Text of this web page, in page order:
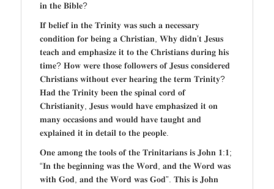
𝐢𝐧 𝐭𝐡𝐞 𝐁𝐢𝐛𝐥𝐞?
𝐈𝐟 𝐛𝐞𝐥𝐢𝐞𝐟 𝐢𝐧 𝐭𝐡𝐞 𝐓𝐫𝐢𝐧𝐢𝐭𝐲 𝐰𝐚𝐬 𝐬𝐮𝐜𝐡 𝐚 𝐧𝐞𝐜𝐞𝐬𝐬𝐚𝐫𝐲
𝐜𝐨𝐧𝐝𝐢𝐭𝐢𝐨𝐧 𝐟𝐨𝐫 𝐛𝐞𝐢𝐧𝐠 𝐚 𝐂𝐡𝐫𝐢𝐬𝐭𝐢𝐚𝐧, 𝐖𝐡𝐲 𝐝𝐢𝐝𝐧’𝐭 𝐉𝐞𝐬𝐮𝐬
𝐭𝐞𝐚𝐜𝐡 𝐚𝐧𝐝 𝐞𝐦𝐩𝐡𝐚𝐬𝐢𝐳𝐞 𝐢𝐭 𝐭𝐨 𝐭𝐡𝐞 𝐂𝐡𝐫𝐢𝐬𝐭𝐢𝐚𝐧𝐬 𝐝𝐮𝐫𝐢𝐧𝐠 𝐡𝐢𝐬
𝐭𝐢𝐦𝐞? 𝐇𝐨𝐰 𝐰𝐞𝐫𝐞 𝐭𝐡𝐨𝐬𝐞 𝐟𝐨𝐥𝐥𝐨𝐰𝐞𝐫𝐬 𝐨𝐟 𝐉𝐞𝐬𝐮𝐬 𝐜𝐨𝐧𝐬𝐢𝐝𝐞𝐫𝐞𝐝
𝐂𝐡𝐫𝐢𝐬𝐭𝐢𝐚𝐧𝐬 𝐰𝐢𝐭𝐡𝐨𝐮𝐭 𝐞𝐯𝐞𝐫 𝐡𝐞𝐚𝐫𝐢𝐧𝐠 𝐭𝐡𝐞 𝐭𝐞𝐫𝐦 𝐓𝐫𝐢𝐧𝐢𝐭𝐲?
𝐇𝐚𝐝 𝐭𝐡𝐞 𝐓𝐫𝐢𝐧𝐢𝐭𝐲 𝐛𝐞𝐞𝐧 𝐭𝐡𝐞 𝐬𝐩𝐢𝐧𝐚𝐥 𝐜𝐨𝐫𝐝 𝐨𝐟
𝐂𝐡𝐫𝐢𝐬𝐭𝐢𝐚𝐧𝐢𝐭𝐲, 𝐉𝐞𝐬𝐮𝐬 𝐰𝐨𝐮𝐥𝐝 𝐡𝐚𝐯𝐞 𝐞𝐦𝐩𝐡𝐚𝐬𝐢𝐳𝐞𝐝 𝐢𝐭 𝐨𝐧
𝐦𝐚𝐧𝐲 𝐨𝐜𝐜𝐚𝐬𝐢𝐨𝐧𝐬 𝐚𝐧𝐝 𝐰𝐨𝐮𝐥𝐝 𝐡𝐚𝐯𝐞 𝐭𝐚𝐮𝐠𝐡𝐭 𝐚𝐧𝐝
𝐞𝐱𝐩𝐥𝐚𝐢𝐧𝐞𝐝 𝐢𝐭 𝐢𝐧 𝐝𝐞𝐭𝐚𝐢𝐥 𝐭𝐨 𝐭𝐡𝐞 𝐩𝐞𝐨𝐩𝐥𝐞.
𝐎𝐧𝐞 𝐚𝐦𝐨𝐧𝐠 𝐭𝐡𝐞 𝐭𝐨𝐨𝐥𝐬 𝐨𝐟 𝐭𝐡𝐞 𝐓𝐫𝐢𝐧𝐢𝐭𝐚𝐫𝐢𝐚𝐧𝐬 𝐢𝐬 𝐉𝐨𝐡𝐧 𝟏:𝟏;
“𝐈𝐧 𝐭𝐡𝐞 𝐛𝐞𝐠𝐢𝐧𝐧𝐢𝐧𝐠 𝐰𝐚𝐬 𝐭𝐡𝐞 𝐖𝐨𝐫𝐝, 𝐚𝐧𝐝 𝐭𝐡𝐞 𝐖𝐨𝐫𝐝 𝐰𝐚𝐬
𝐰𝐢𝐭𝐡 𝐆𝐨𝐝, 𝐚𝐧𝐝 𝐭𝐡𝐞 𝐖𝐨𝐫𝐝 𝐰𝐚𝐬 𝐆𝐨𝐝”. 𝐓𝐡𝐢𝐬 𝐢𝐬 𝐉𝐨𝐡𝐧